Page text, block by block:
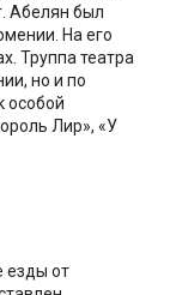
Абелян был
На его
Труппа театра
но и по
особой
Лир», «У
езды от